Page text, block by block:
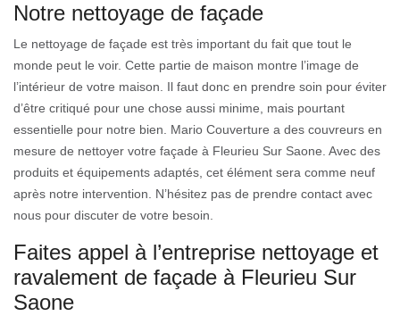
Notre nettoyage de façade
Le nettoyage de façade est très important du fait que tout le
monde peut le voir. Cette partie de maison montre l’image de
l’intérieur de votre maison. Il faut donc en prendre soin pour éviter
d’être critiqué pour une chose aussi minime, mais pourtant
essentielle pour notre bien. Mario Couverture a des couvreurs en
mesure de nettoyer votre façade à Fleurieu Sur Saone. Avec des
produits et équipements adaptés, cet élément sera comme neuf
après notre intervention. N’hésitez pas de prendre contact avec
nous pour discuter de votre besoin.
Faites appel à l’entreprise nettoyage et
ravalement de façade à Fleurieu Sur
Saone